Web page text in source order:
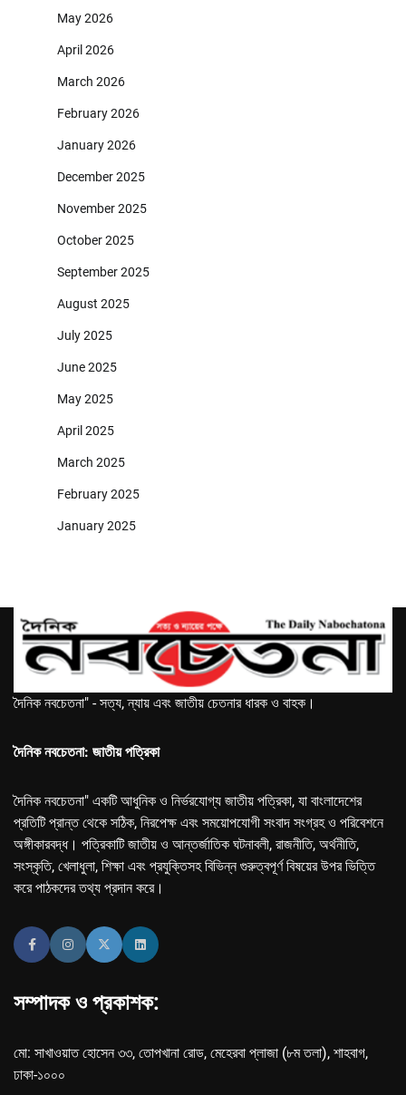
May 2026
April 2026
March 2026
February 2026
January 2026
December 2025
November 2025
October 2025
September 2025
August 2025
July 2025
June 2025
May 2025
April 2025
March 2025
February 2025
January 2025
দৈনিক নবচেতনা" - সত্য, ন্যায় এবং জাতীয় চেতনার ধারক ও বাহক।
দৈনিক নবচেতনা: জাতীয় পত্রিকা
দৈনিক নবচেতনা" একটি আধুনিক ও নির্ভরযোগ্য জাতীয় পত্রিকা, যা বাংলাদেশের
প্রতিটি প্রান্ত থেকে সঠিক, নিরপেক্ষ এবং সময়োপযোগী সংবাদ সংগ্রহ ও পরিবেশনে
অঙ্গীকারবদ্ধ। পত্রিকাটি জাতীয় ও আন্তর্জাতিক ঘটনাবলী, রাজনীতি, অর্থনীতি,
সংস্কৃতি, খেলাধুলা, শিক্ষা এবং প্রযুক্তিসহ বিভিন্ন গুরুত্বপূর্ণ বিষয়ের উপর ভিত্তি
করে পাঠকদের তথ্য প্রদান করে।
সম্পাদক ও প্রকাশক:
মো: সাখাওয়াত হোসেন ৩৩, তোপখানা রোড, মেহেরবা প্লাজা (৮ম তলা), শাহবাগ,
ঢাকা-১০০০